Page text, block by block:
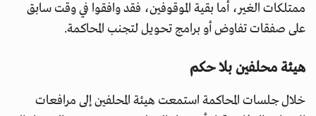
ممتلكات الغير، أما بقية الموقوفين، فقد وافقوا في وقت سابق
على صفقات تفاوض أو برامج تحويل لتجنب المحاكمة.
هيئة محلفين بلا حكم
خلال جلسات المحاكمة استمعت هيئة المحلفين إلى مرافعات